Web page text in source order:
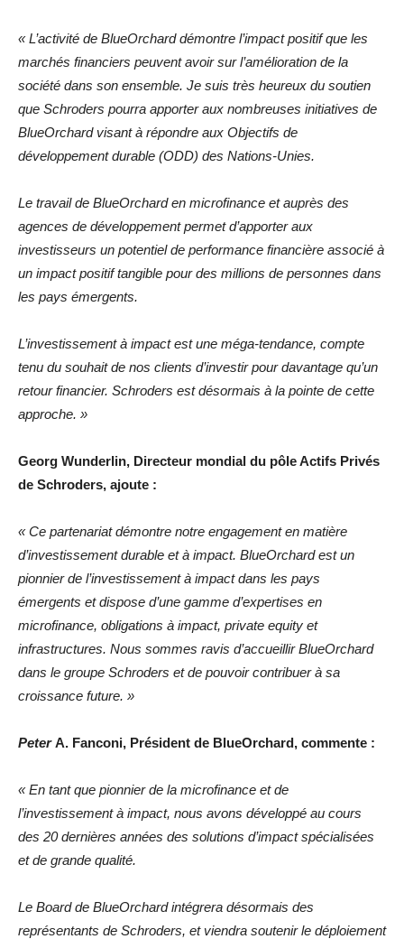
« L’activité de BlueOrchard démontre l’impact positif que les
marchés financiers peuvent avoir sur l’amélioration de la
société dans son ensemble. Je suis très heureux du soutien
que Schroders pourra apporter aux nombreuses initiatives de
BlueOrchard visant à répondre aux Objectifs de
développement durable (ODD) des Nations-Unies.
Le travail de BlueOrchard en microfinance et auprès des
agences de développement permet d’apporter aux
investisseurs un potentiel de performance financière associé à
un impact positif tangible pour des millions de personnes dans
les pays émergents.
L’investissement à impact est une méga-tendance, compte
tenu du souhait de nos clients d’investir pour davantage qu’un
retour financier. Schroders est désormais à la pointe de cette
approche. »
Georg Wunderlin, Directeur mondial du pôle Actifs Privés
de Schroders, ajoute :
« Ce partenariat démontre notre engagement en matière
d’investissement durable et à impact. BlueOrchard est un
pionnier de l’investissement à impact dans les pays
émergents et dispose d’une gamme d’expertises en
microfinance, obligations à impact, private equity et
infrastructures. Nous sommes ravis d’accueillir BlueOrchard
dans le groupe Schroders et de pouvoir contribuer à sa
croissance future. »
PeterA. Fanconi, Président de BlueOrchard, commente :
« En tant que pionnier de la microfinance et de
l’investissement à impact, nous avons développé au cours
des 20 dernières années des solutions d’impact spécialisées
et de grande qualité.
Le Board de BlueOrchard intégrera désormais des
représentants de Schroders, et viendra soutenir le déploiement